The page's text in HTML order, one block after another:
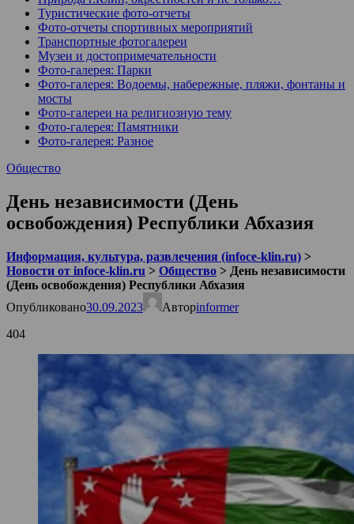
Туристические фото-отчеты
Фото-отчеты спортивных мероприятий
Транспортные фотогалереи
Музеи и достопримечательности
Фото-галерея: Парки
Фото-галерея: Водоемы, набережные, пляжи, фонтаны и
мосты
Фото-галереи на религиозную тему
Фото-галерея: Памятники
Фото-галерея: Разное
Общество
День независимости (День
освобождения) Республики Абхазия
Информация, культура, развлечения (infoce-klin.ru) >
Новости от infoce-klin.ru > Общество > День независимости
(День освобождения) Республики Абхазия
Опубликовано30.09.2023 Авторinformer
404